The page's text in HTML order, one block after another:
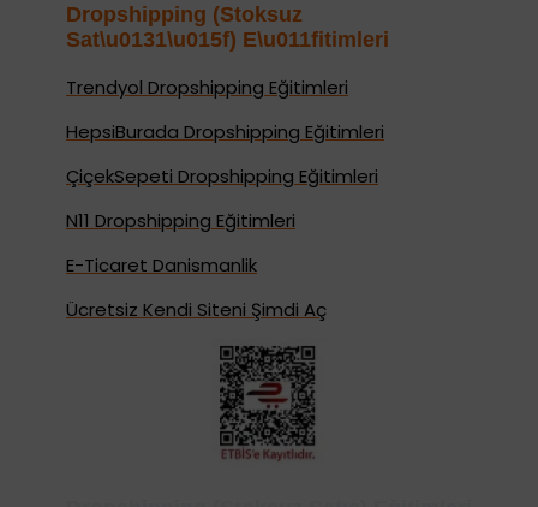
Dropshipping (Stoksuz
Sat\u0131\u015f) E\u011fitimleri
Trendyol Dropshipping Eğitimleri
HepsiBurada Dropshipping Eğitimleri
ÇiçekSepeti Dropshipping Eğitimleri
N11 Dropshipping Eğitimleri
E-Ticaret Danismanlik
Ücretsiz Kendi Siteni Şimdi Aç